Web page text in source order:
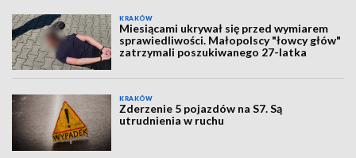
KRAKÓW
Miesiącami ukrywał się przed wymiarem
sprawiedliwości. Małopolscy "łowcy głów"
zatrzymali poszukiwanego 27-latka
KRAKÓW
Zderzenie 5 pojazdów na S7. Są
utrudnienia w ruchu